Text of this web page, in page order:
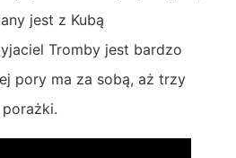
jest z Kubą
Tromby jest bardzo
pory ma za sobą, aż trzy